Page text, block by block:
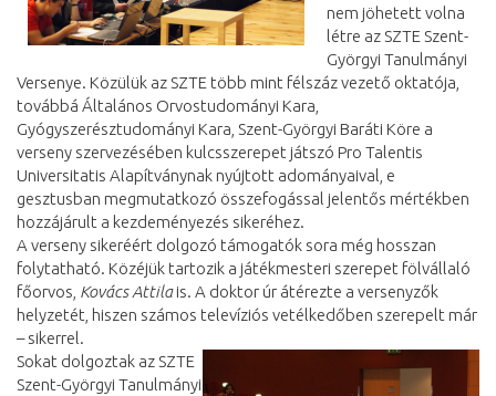
nem jöhetett volna
létre az SZTE Szent-
Györgyi Tanulmányi
Versenye. Közülük az SZTE több mint félszáz vezető oktatója,
továbbá Általános Orvostudományi Kara,
Gyógyszerésztudományi Kara, Szent-Györgyi Baráti Köre a
verseny szervezésében kulcsszerepet játszó Pro Talentis
Universitatis Alapítványnak nyújtott adományaival, e
gesztusban megmutatkozó összefogással jelentős mértékben
hozzájárult a kezdeményezés sikeréhez.
A verseny sikeréért dolgozó támogatók sora még hosszan
folytatható. Közéjük tartozik a játékmesteri szerepet fölvállaló
főorvos, Kovács Attilais. A doktor úr átérezte a versenyzők
helyzetét, hiszen számos televíziós vetélkedőben szerepelt már
– sikerrel.
Sokat dolgoztak az SZTE
Szent-Györgyi Tanulmányi